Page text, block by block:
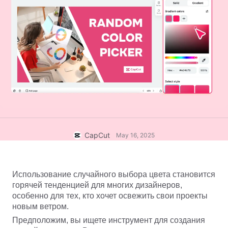
Текст и звук
Автоматические субтитры
Шаблоны субтитров
Распознавание речи
Пользовательские голоса
Подавление шума
Маркетинг
Образ жизни и видеоблоги
Индивидуальный дизайн
Еще
Пошаговые руководства
Лучшее
Тенденции и советы по использованию шаблонов
Еще
Шаблоны для отраслей
Шаблоны для итогов
Центр доверия
Справочный центр
Пресс-центр
Dreamina Seedance 2.0 Launch
Открыть CapCut
CapCut May 16, 2025
Использование случайного выбора цвета становится
горячей тенденцией для многих дизайнеров,
особенно для тех, кто хочет освежить свои проекты
новым ветром.
Предположим, вы ищете инструмент для создания